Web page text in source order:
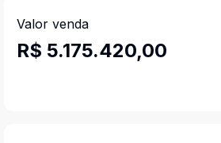
Valor venda
R$ 5.175.420,00